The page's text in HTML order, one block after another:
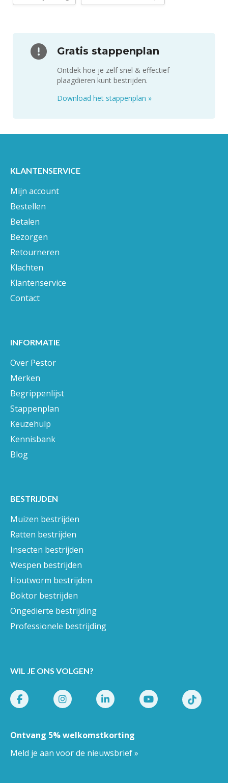
Gratis stappenplan
Ontdek hoe je zelf snel & effectief
plaagdieren kunt bestrijden.
Download het stappenplan »
KLANTENSERVICE
Mijn account
Bestellen
Betalen
Bezorgen
Retourneren
Klachten
Klantenservice
Contact
INFORMATIE
Over Pestor
Merken
Begrippenlijst
Stappenplan
Keuzehulp
Kennisbank
Blog
BESTRIJDEN
Muizen bestrijden
Ratten bestrijden
Insecten bestrijden
Wespen bestrijden
Houtworm bestrijden
Boktor bestrijden
Ongedierte bestrijding
Professionele bestrijding
WIL JE ONS VOLGEN?
Ontvang 5% welkomstkorting
Meld je aan voor de nieuwsbrief »